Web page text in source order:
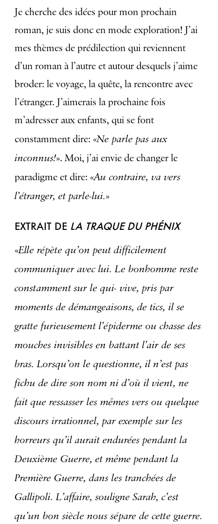
Je cherche des idées pour mon prochain
roman, je suis donc en mode exploration! J’ai
mes thèmes de prédilection qui reviennent
d’un roman à l’autre et autour desquels j’aime
broder: le voyage, la quête, la rencontre avec
l’étranger. J’aimerais la prochaine fois
m’adresser aux enfants, qui se font
constamment dire: «Ne parle pas aux
inconnus!». Moi, j’ai envie de changer le
paradigme et dire: «Au contraire, va vers
l’étranger, et parle-lui.»
EXTRAIT DE LA TRAQUE DU PHÉNIX
«Elle répète qu’on peut difficilement
communiquer avec lui. Le bonhomme reste
constamment sur le qui- vive, pris par
moments de démangeaisons, de tics, il se
gratte furieusement l’épiderme ou chasse des
mouches invisibles en battant l’air de ses
bras. Lorsqu’on le questionne, il n’est pas
fichu de dire son nom ni d’où il vient, ne
fait que ressasser les mêmes vers ou quelque
discours irrationnel, par exemple sur les
horreurs qu’il aurait endurées pendant la
Deuxième Guerre, et même pendant la
Première Guerre, dans les tranchées de
Gallipoli. L’affaire, souligne Sarah, c’est
qu’un bon siècle nous sépare de cette guerre.